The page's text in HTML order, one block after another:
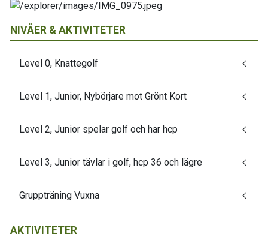
NIVÅER & AKTIVITETER
Level 0, Knattegolf
Level 1, Junior, Nybörjare mot Grönt Kort
Level 2, Junior spelar golf och har hcp
Level 3, Junior tävlar i golf, hcp 36 och lägre
Gruppträning Vuxna
AKTIVITETER